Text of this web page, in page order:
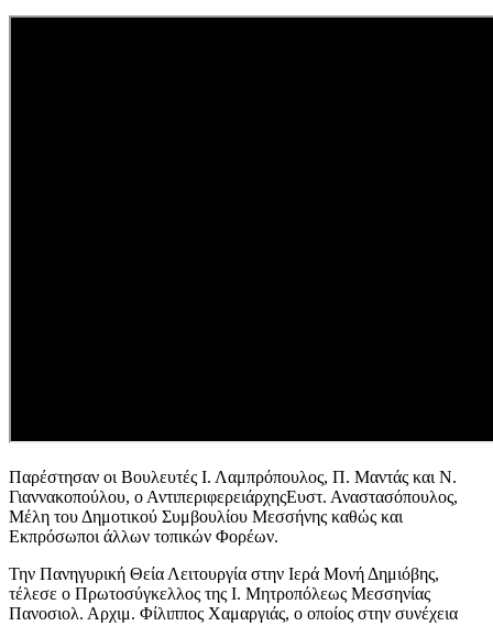
Παρέστησαν οι Βουλευτές Ι. Λαμπρόπουλος, Π. Μαντάς και Ν.
Γιαννακοπούλου, ο ΑντιπεριφερειάρχηςΕυστ. Αναστασόπουλος,
Μέλη του Δημοτικού Συμβουλίου Μεσσήνης καθώς και
Εκπρόσωποι άλλων τοπικών Φορέων.
Την Πανηγυρική Θεία Λειτουργία στην Ιερά Μονή Δημιόβης,
τέλεσε ο Πρωτοσύγκελλος της Ι. Μητροπόλεως Μεσσηνίας
Πανοσιολ. Αρχιμ. Φίλιππος Χαμαργιάς, ο οποίος στην συνέχεια